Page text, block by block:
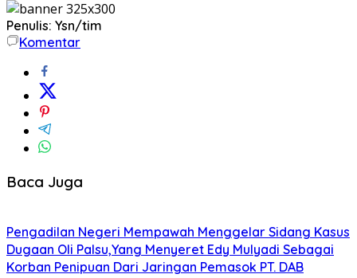
Penulis: Ysn/tim
Komentar
Baca Juga
Pengadilan Negeri Mempawah Menggelar Sidang Kasus
Dugaan Oli Palsu,Yang Menyeret Edy Mulyadi Sebagai
Korban Penipuan Dari Jaringan Pemasok PT. DAB